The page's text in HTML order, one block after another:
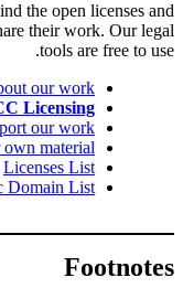
the open licenses and
their work. Our legal
tools are free to use.
our work
Licensing
our work
material.
Licenses List
Domain List
Footnotes